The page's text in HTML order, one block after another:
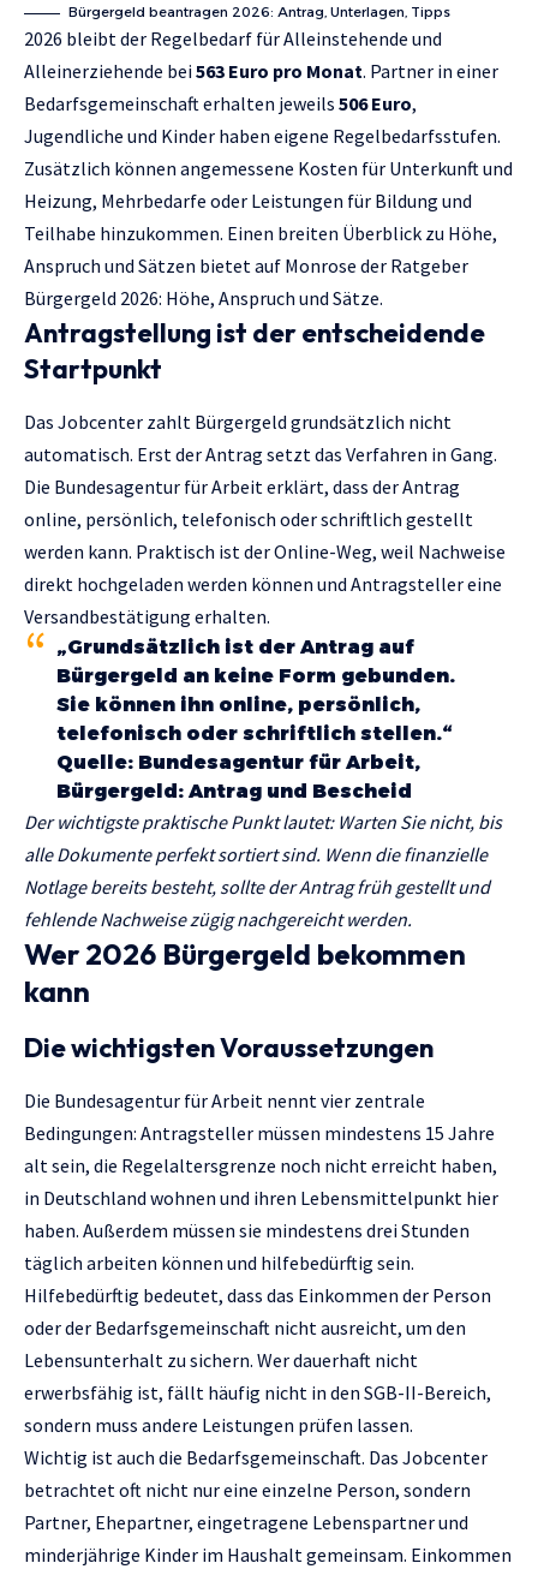
Bürgergeld beantragen 2026: Antrag, Unterlagen, Tipps
2026 bleibt der Regelbedarf für Alleinstehende und
Alleinerziehende bei563 Euro pro Monat. Partner in einer
Bedarfsgemeinschaft erhalten jeweils 506 Euro,
Jugendliche und Kinder haben eigene Regelbedarfsstufen.
Zusätzlich können angemessene Kosten für Unterkunft und
Heizung, Mehrbedarfe oder Leistungen für Bildung und
Teilhabe hinzukommen. Einen breiten Überblick zu Höhe,
Anspruch und Sätzen bietet auf Monrose der Ratgeber
Bürgergeld 2026: Höhe, Anspruch und Sätze.
Antragstellung ist der entscheidende
Startpunkt
Das Jobcenter zahlt Bürgergeld grundsätzlich nicht
automatisch. Erst der Antrag setzt das Verfahren in Gang.
Die Bundesagentur für Arbeit erklärt, dass der Antrag
online, persönlich, telefonisch oder schriftlich gestellt
werden kann. Praktisch ist der Online-Weg, weil Nachweise
direkt hochgeladen werden können und Antragsteller eine
Versandbestätigung erhalten.
„Grundsätzlich ist der Antrag auf
Bürgergeld an keine Form gebunden.
Sie können ihn online, persönlich,
telefonisch oder schriftlich stellen.“
Quelle: Bundesagentur für Arbeit,
Bürgergeld: Antrag und Bescheid
Der wichtigste praktische Punkt lautet: Warten Sie nicht, bis
alle Dokumente perfekt sortiert sind. Wenn die finanzielle
Notlage bereits besteht, sollte der Antrag früh gestellt und
fehlende Nachweise zügig nachgereicht werden.
Wer 2026 Bürgergeld bekommen
kann
Die wichtigsten Voraussetzungen
Die Bundesagentur für Arbeit nennt vier zentrale
Bedingungen: Antragsteller müssen mindestens 15 Jahre
alt sein, die Regelaltersgrenze noch nicht erreicht haben,
in Deutschland wohnen und ihren Lebensmittelpunkt hier
haben. Außerdem müssen sie mindestens drei Stunden
täglich arbeiten können und hilfebedürftig sein.
Hilfebedürftig bedeutet, dass das Einkommen der Person
oder der Bedarfsgemeinschaft nicht ausreicht, um den
Lebensunterhalt zu sichern. Wer dauerhaft nicht
erwerbsfähig ist, fällt häufig nicht in den SGB-II-Bereich,
sondern muss andere Leistungen prüfen lassen.
Wichtig ist auch die Bedarfsgemeinschaft. Das Jobcenter
betrachtet oft nicht nur eine einzelne Person, sondern
Partner, Ehepartner, eingetragene Lebenspartner und
minderjährige Kinder im Haushalt gemeinsam. Einkommen